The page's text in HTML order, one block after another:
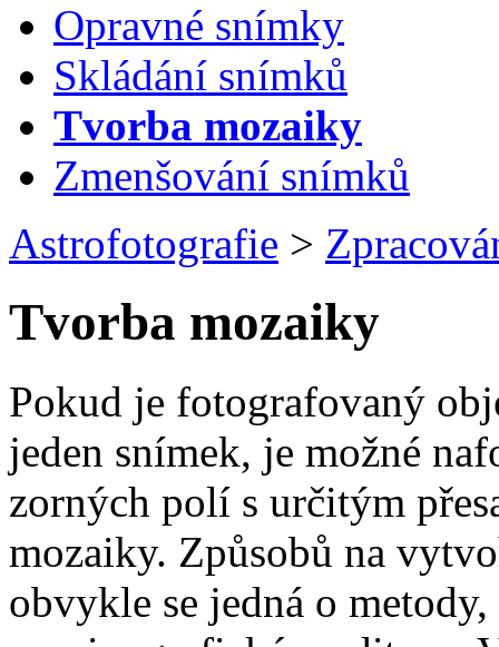
Opravné snímky
Skládání snímků
Tvorba mozaiky
Zmenšování snímků
Astrofotografie >
Tvorba mozaiky
Pokud je fotografovaný
jeden snímek, je možné
zorných polí s určitým
mozaiky. Způsobů na
obvykle se jedná o